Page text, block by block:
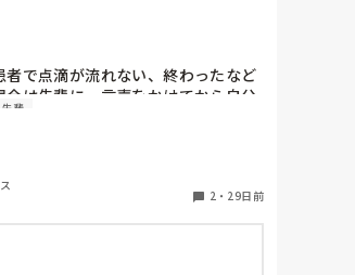
者で点滴が流れない、終わったなど
合は先輩に一言声をかけてから自分
先輩
2 ・ 29日前